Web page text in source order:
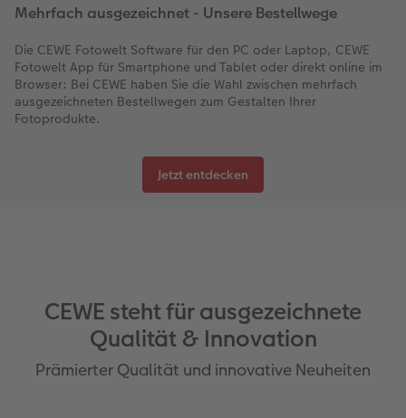
Mehrfach ausgezeichnet - Unsere Bestellwege
Die CEWE Fotowelt Software für den PC oder Laptop, CEWE
Fotowelt App für Smartphone und Tablet oder direkt online im
Browser: Bei CEWE haben Sie die Wahl zwischen mehrfach
ausgezeichneten Bestellwegen zum Gestalten Ihrer
Fotoprodukte.
Jetzt entdecken
CEWE steht für ausgezeichnete
Qualität & Innovation
Prämierter Qualität und innovative Neuheiten